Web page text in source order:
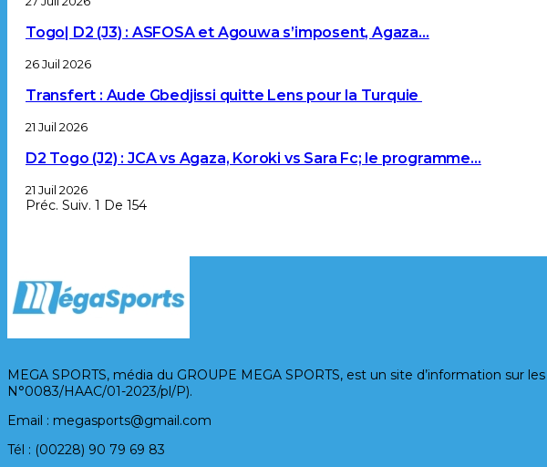
Togo| D2 (J3) : ASFOSA et Agouwa s’imposent, Agaza…
26 Juil 2026
Transfert : Aude Gbedjissi quitte Lens pour la Turquie
21 Juil 2026
D2 Togo (J2) : JCA vs Agaza, Koroki vs Sara Fc; le programme…
21 Juil 2026
Préc. Suiv. 1 De 154
MEGA SPORTS, média du GROUPE MEGA SPORTS, est un site d’information
N°0083/HAAC/01-2023/pl/P).
Email : megasports@gmail.com
Tél : (00228) 90 79 69 83